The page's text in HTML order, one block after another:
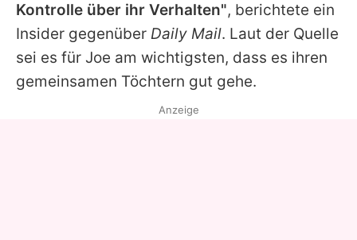
Kontrolle über ihr Verhalten", berichtete ein
Insider gegenüber Daily Mail. Laut der Quelle
sei es für Joe am wichtigsten, dass es ihren
gemeinsamen Töchtern gut gehe.
Anzeige